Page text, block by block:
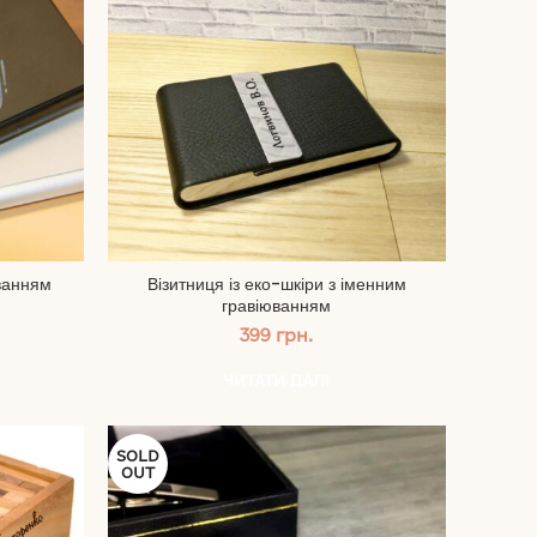
Візитниця із еко-шкіри з іменним
гравіюванням
399 грн.
SOLD
OUT